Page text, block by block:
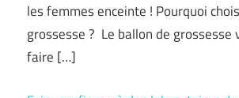
les femmes enceinte ! Pourquoi
grossesse ? Le ballon de grossesse
faire […]